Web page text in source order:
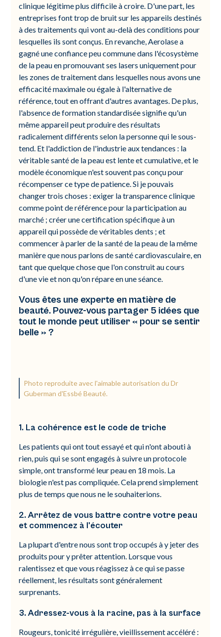
clinique légitime plus difficile à croire. D'une part, les
entreprises font trop de bruit sur les appareils destinés
à des traitements qui vont au-delà des conditions pour
lesquelles ils sont conçus. En revanche, Aerolase a
gagné une confiance peu commune dans l'écosystème
de la peau en promouvant ses lasers uniquement pour
les zones de traitement dans lesquelles nous avons une
efficacité maximale ou égale à l'alternative de
référence, tout en offrant d'autres avantages. De plus,
l'absence de formation standardisée signifie qu'un
même appareil peut produire des résultats
radicalement différents selon la personne qui le sous-
tend. Et l'addiction de l'industrie aux tendances : la
véritable santé de la peau est lente et cumulative, et le
modèle économique n'est souvent pas conçu pour
récompenser ce type de patience. Si je pouvais
changer trois choses : exiger la transparence clinique
comme point de référence pour la participation au
marché ; créer une certification spécifique à un
appareil qui possède de véritables dents ; et
commencer à parler de la santé de la peau de la même
manière que nous parlons de santé cardiovasculaire, en
tant que quelque chose que l'on construit au cours
d'une vie et non qu'on répare en une séance.
Vous êtes une experte en matière de
beauté. Pouvez-vous partager 5 idées que
tout le monde peut utiliser « pour se sentir
belle » ?
Photo reproduite avec l'aimable autorisation du Dr
Guberman d'Essbé Beauté.
1. La cohérence est le code de triche
Les patients qui ont tout essayé et qui n'ont abouti à
rien, puis qui se sont engagés à suivre un protocole
simple, ont transformé leur peau en 18 mois. La
biologie n'est pas compliquée. Cela prend simplement
plus de temps que nous ne le souhaiterions.
2. Arrêtez de vous battre contre votre peau
et commencez à l'écouter
La plupart d'entre nous sont trop occupés à y jeter des
produits pour y prêter attention. Lorsque vous
ralentissez et que vous réagissez à ce qui se passe
réellement, les résultats sont généralement
surprenants.
3. Adressez-vous à la racine, pas à la surface
Rougeurs, tonicité irrégulière, vieillissement accéléré :